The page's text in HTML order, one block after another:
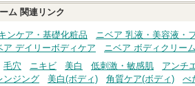
ム 関連リンク
ンケア・基礎化粧品 ニベア 乳液・美容液・
ア デイリーボディケア
ニベア ボディクリー
毛穴 ニキビ 美白 低刺激・敏感肌 アンチ
ンジング 美白(ボディ) 角質ケア(ボディ) べ